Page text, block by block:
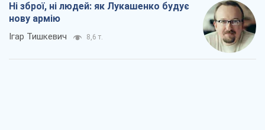
Ні зброї, ні людей: як Лукашенко будує
нову армію
Ігар Тишкевич 8,6 т.